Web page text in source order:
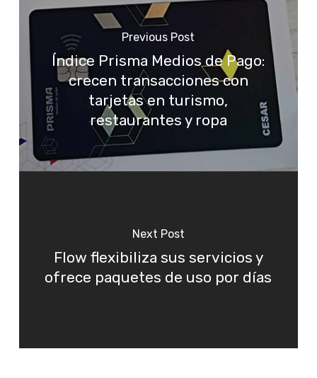
Previous Post
Índice Prisma Medios de Pago:
crecen transacciones con
tarjetas en turismo,
restaurantes y ropa
Next Post
Flow flexibiliza sus servicios y
ofrece paquetes de uso por días